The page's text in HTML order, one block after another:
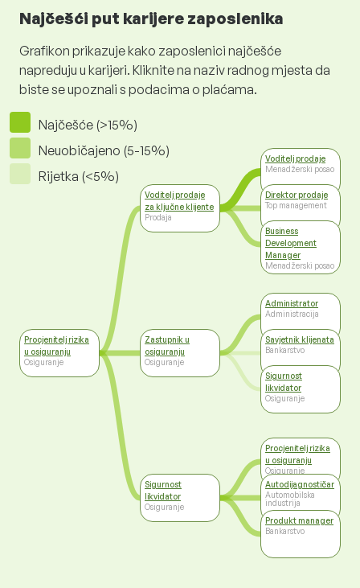
Najčešći put karijere zaposlenika
Grafikon prikazuje kako zaposlenici najčešće
napreduju u karijeri. Kliknite na naziv radnog mjesta da
biste se upoznali s podacima o plaćama.
Najčešće (>15%)
Neuobičajeno (5-15%)
Rijetka (<5%)
Procjenitelj rizika
u osiguranju
Osiguranje
Voditelj prodaje
za ključne klijente
Prodaja
Zastupnik u
osiguranju
Osiguranje
Sigurnost
likvidator
Osiguranje
Voditelj prodaje
Menadžerski posao
Direktor prodaje
Top management
Business
Development
Manager
Menadžerski posao
Administrator
Administracija
Savjetnik klijenata
Bankarstvo
Sigurnost
likvidator
Osiguranje
Procjenitelj rizika
u osiguranju
Osiguranje
Autodijagnostičar
Automobilska
industrija
Produkt manager
Bankarstvo